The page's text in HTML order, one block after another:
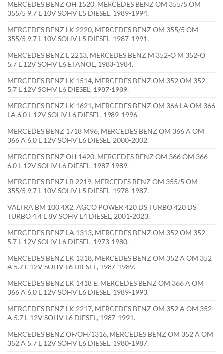
MERCEDES BENZ OH 1520, MERCEDES BENZ OM 355/5 OM
355/5 9.7 L 10V SOHV L5 DIESEL, 1989-1994.
MERCEDES BENZ LK 2220, MERCEDES BENZ OM 355/5 OM
355/5 9.7 L 10V SOHV L5 DIESEL, 1987-1991.
MERCEDES BENZ L 2213, MERCEDES BENZ M 352-O M 352-O
5.7 L 12V SOHV L6 ETANOL, 1983-1984.
MERCEDES BENZ LK 1514, MERCEDES BENZ OM 352 OM 352
5.7 L 12V SOHV L6 DIESEL, 1987-1989.
MERCEDES BENZ LK 1621, MERCEDES BENZ OM 366 LA OM 366
LA 6.0 L 12V SOHV L6 DIESEL, 1989-1996.
MERCEDES BENZ 1718 M96, MERCEDES BENZ OM 366 A OM
366 A 6.0 L 12V SOHV L6 DIESEL, 2000-2002.
MERCEDES BENZ OH 1420, MERCEDES BENZ OM 366 OM 366
6.0 L 12V SOHV L6 DIESEL, 1987-1989.
MERCEDES BENZ LB 2219, MERCEDES BENZ OM 355/5 OM
355/5 9.7 L 10V SOHV L5 DIESEL, 1978-1987.
VALTRA BM 100 4X2, AGCO POWER 420 DS TURBO 420 DS
TURBO 4.4 L 8V SOHV L4 DIESEL, 2001-2023.
MERCEDES BENZ LA 1313, MERCEDES BENZ OM 352 OM 352
5.7 L 12V SOHV L6 DIESEL, 1973-1980.
MERCEDES BENZ LK 1318, MERCEDES BENZ OM 352 A OM 352
A 5.7 L 12V SOHV L6 DIESEL, 1987-1989.
MERCEDES BENZ LK 1418 E, MERCEDES BENZ OM 366 A OM
366 A 6.0 L 12V SOHV L6 DIESEL, 1989-1993.
MERCEDES BENZ LK 2217, MERCEDES BENZ OM 352 A OM 352
A 5.7 L 12V SOHV L6 DIESEL, 1987-1991.
MERCEDES BENZ OF/OH/1316, MERCEDES BENZ OM 352 A OM
352 A 5.7 L 12V SOHV L6 DIESEL, 1980-1987.